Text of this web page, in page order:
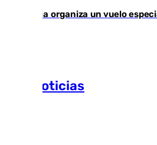
Iberia organiza un vuelo
Más noticias